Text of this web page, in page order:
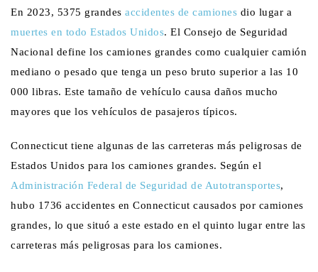
En 2023, 5375 grandes accidentes de camiones dio lugar a
muertes en todo Estados Unidos. El Consejo de Seguridad
Nacional define los camiones grandes como cualquier camión
mediano o pesado que tenga un peso bruto superior a las 10
000 libras. Este tamaño de vehículo causa daños mucho
mayores que los vehículos de pasajeros típicos.
Connecticut tiene algunas de las carreteras más peligrosas de
Estados Unidos para los camiones grandes. Según el
Administración Federal de Seguridad de Autotransportes,
hubo 1736 accidentes en Connecticut causados por camiones
grandes, lo que situó a este estado en el quinto lugar entre las
carreteras más peligrosas para los camiones.